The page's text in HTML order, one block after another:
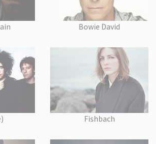
Bowie David
Fishbach